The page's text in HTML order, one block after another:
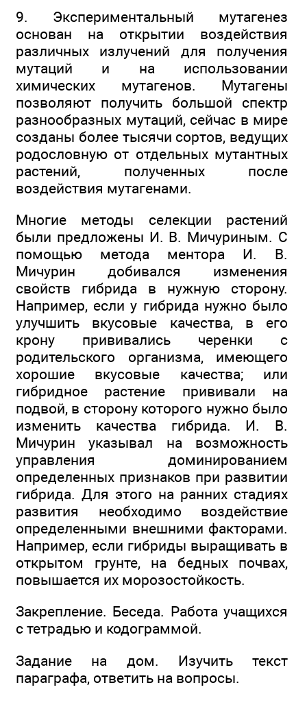
9. Экспериментальный мутагенез
основан на открытии воздействия
различных излучений для получения
мутаций и на использовании
химических мутагенов. Мутагены
позволяют получить большой спектр
разнообразных мутаций, сейчас в мире
созданы более тысячи сортов, ведущих
родословную от отдельных мутантных
растений, полученных после
воздействия мутагенами.
Многие методы селекции растений
были предложены И. В. Мичуриным. С
помощью метода ментора И. В.
Мичурин добивался изменения
свойств гибрида в нужную сторону.
Например, если у гибрида нужно было
улучшить вкусовые качества, в его
крону прививались черенки с
родительского организма, имеющего
хорошие вкусовые качества; или
гибридное растение прививали на
подвой, в сторону которого нужно было
изменить качества гибрида. И. В.
Мичурин указывал на возможность
управления доминированием
определенных признаков при развитии
гибрида. Для этого на ранних стадиях
развития необходимо воздействие
определенными внешними факторами.
Например, если гибриды выращивать в
открытом грунте, на бедных почвах,
повышается их морозостойкость.
Закрепление. Беседа. Работа учащихся
с тетрадью и кодограммой.
Задание на дом. Изучить текст
параграфа, ответить на вопросы.